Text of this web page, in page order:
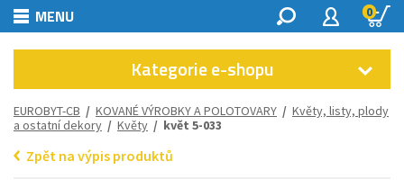
MENU 0
Kategorie e-shopu
EUROBYT-CB / KOVANÉ VÝROBKY A POLOTOVARY / Květy, listy, plody
a ostatní dekory / Květy / květ 5-033
Zpět na výpis produktů